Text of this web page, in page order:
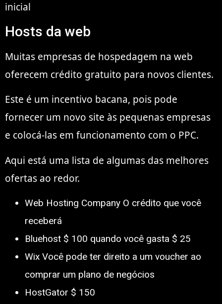
inicial
Hosts da web
Muitas empresas de hospedagem na web
oferecem crédito gratuito para novos clientes.
Este é um incentivo bacana, pois pode
fornecer um novo site às pequenas empresas
e colocá-las em funcionamento com o PPC.
Aqui está uma lista de algumas das melhores
ofertas ao redor.
Web Hosting Company O crédito que você
receberá
Bluehost $ 100 quando você gasta $ 25
Wix Você pode ter direito a um voucher ao
comprar um plano de negócios
HostGator $ 150